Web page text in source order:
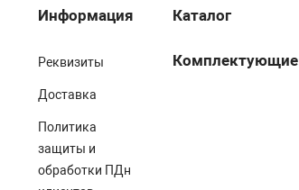
Информация
Реквизиты
Доставка
Политика
защиты и
обработки ПДн
Каталог
Комплектующие